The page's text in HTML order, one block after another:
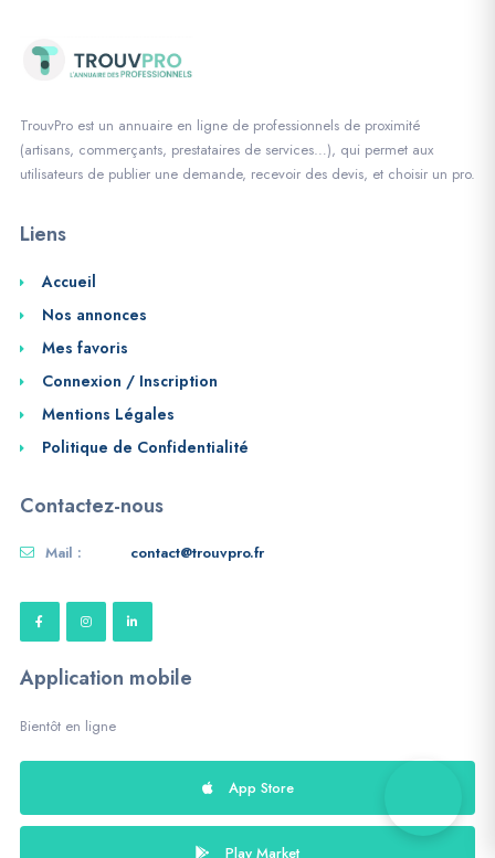
TrouvPro est un annuaire en ligne de professionnels de proximité
(artisans, commerçants, prestataires de services…), qui permet aux
utilisateurs de publier une demande, recevoir des devis, et choisir un pro.
Liens
Accueil
Nos annonces
Mes favoris
Connexion / Inscription
Mentions Légales
Politique de Confidentialité
Contactez-nous
Mail : contact@trouvpro.fr
Application mobile
Bientôt en ligne
App Store
Play Market